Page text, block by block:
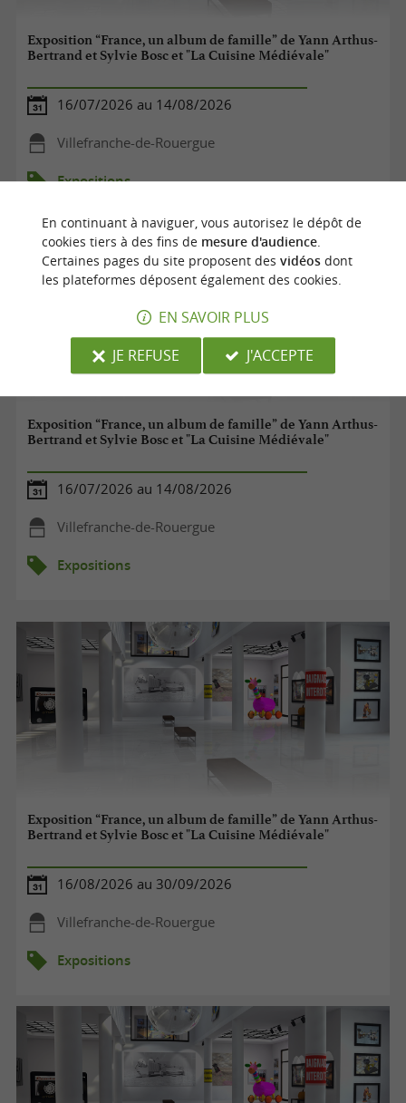
Exposition “France, un album de famille” de Yann Arthus-
Bertrand et Sylvie Bosc et "La Cuisine Médiévale"
16/07/2026 au 14/08/2026
Villefranche-de-Rouergue
Expositions
Exposition “France, un album de famille” de Yann Arthus-
Bertrand et Sylvie Bosc et "La Cuisine Médiévale"
16/07/2026 au 14/08/2026
Villefranche-de-Rouergue
Expositions
Exposition “France, un album de famille” de Yann Arthus-
Bertrand et Sylvie Bosc et "La Cuisine Médiévale"
16/08/2026 au 30/09/2026
Villefranche-de-Rouergue
Expositions
En continuant à naviguer, vous autorisez le dépôt de
cookies tiers à des fins de mesure d'audience.
Certaines pages du site proposent des vidéosdont
les plateformes déposent également des cookies.
EN SAVOIR PLUS
JE REFUSE
J'ACCEPTE